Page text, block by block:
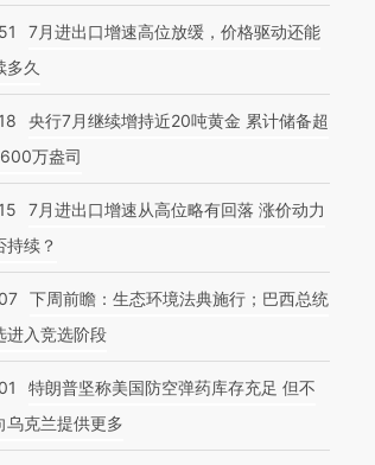
7月进出口增速高位放缓，价格驱动还能
多久
央行7月继续增持近20吨黄金 累计储备超
万盎司
7月进出口增速从高位略有回落 涨价动力
持续？
下周前瞻：生态环境法典施行；巴西总统
进入竞选阶段
特朗普坚称美国防空弹药库存充足 但不
乌克兰提供更多